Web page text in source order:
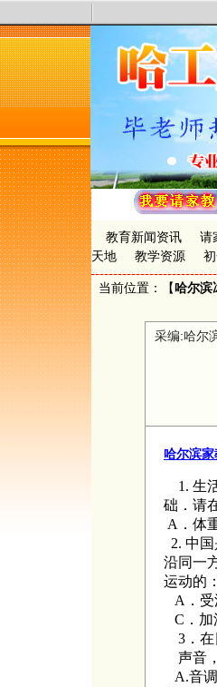
教育新闻资讯 请
天地
教学资源
当前位置：【哈尔滨
采编:哈尔
哈尔滨家
1. 生
础．请
A ．体
2. 中
沿同一
运动的：
A．
C．
3．
声音
A.音